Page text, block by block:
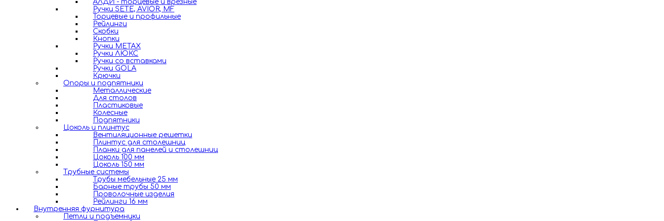
АЛДИ - торцевые и врезные
Ручки SETE, AVIOR, MF
Торцевые и профильные
Рейлинги
Скобки
Кнопки
Ручки METAX
Ручки ЛЮКС
Ручки со вставками
Ручки GOLA
Крючки
Опоры и подпятники
Металлические
Для столов
Пластиковые
Колесные
Подпятники
Цоколь и плинтус
Вентиляционные решетки
Плинтус для столешниц
Планки для панелей и столешниц
Цоколь 100 мм
Цоколь 150 мм
Трубные системы
Трубы мебельные 25 мм
Барные трубы 50 мм
Проволочные изделия
Рейлинги 16 мм
Внутренняя фурнитура
Петли и подъемники